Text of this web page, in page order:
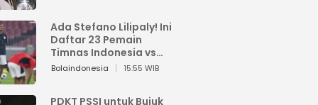
Ada Stefano Lilipaly! Ini
Daftar 23 Pemain
Timnas Indonesia vs
China
Bolaindonesia 15:55 WIB
PDKT PSSI untuk Bujuk